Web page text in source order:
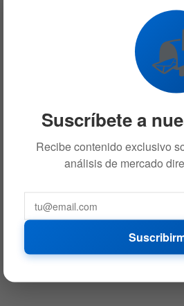
Suscríbete a
Recibe contenido exclusivo
análisis de mercado